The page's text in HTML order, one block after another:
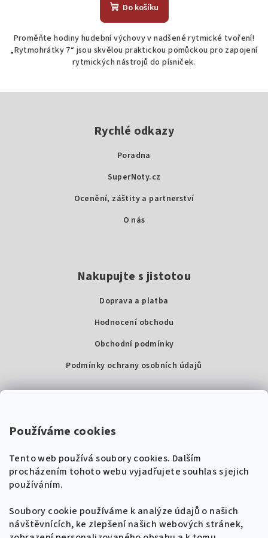
Používáme cookies
Tento web používá soubory cookies. Dalším
procházením tohoto webu vyjadřujete souhlas s jejich
používáním.
Soubory cookie používáme k analýze údajů o našich
návštěvnících, ke zlepšení našich webových stránek,
Do košíku
Proměňte hodiny hudební výchovy v nadšené rytmické tvoření!
„Rytmohrátky 7“ jsou skvělou praktickou pomůckou pro zapojení
rytmických nástrojů do písniček.
Rychlé odkazy
Poradna
SuperNoty.cz
Ocenění, záštity a partnerství
O nás
Nakupujte s jistotou
Doprava a platba
Hodnocení obchodu
Obchodní podmínky
Podmínky ochrany osobních údajů
Super Noty, s.r.o.
IČ: 04568672
+420 604 485 792
info@supernoty.cz
🎸 Naladíme tě na nové zpěvníky!
Získej tipy, novinky a 10 % slevuna první